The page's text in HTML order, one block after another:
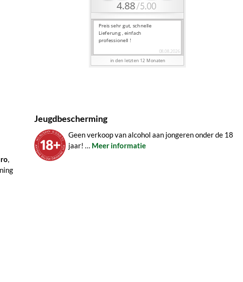
,
Jeugdbescherming
Geen verkoop van alcohol aan jongeren onder de 18
jaar! … Meer informatie